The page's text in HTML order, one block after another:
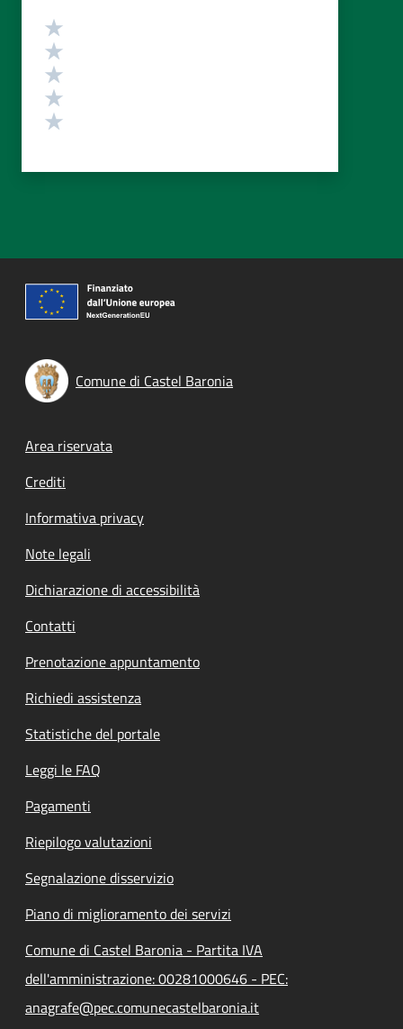
Valutazione
Comune di Castel Baronia
Footer menu
Area riservata
Crediti
Informativa privacy
Note legali
Dichiarazione di accessibilità
Contatti
Prenotazione appuntamento
Richiedi assistenza
Statistiche del portale
Leggi le FAQ
Pagamenti
Riepilogo valutazioni
Segnalazione disservizio
Piano di miglioramento dei servizi
Comune di Castel Baronia - Partita IVA
dell'amministrazione: 00281000646 - PEC:
anagrafe@pec.comunecastelbaronia.it